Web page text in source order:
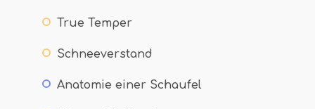
True Temper
Schneeverstand
Anatomie einer Schaufel